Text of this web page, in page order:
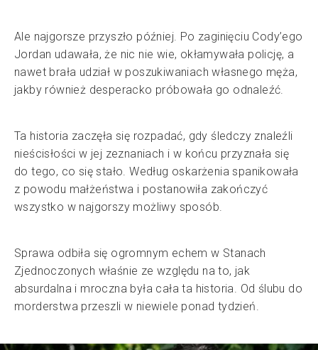
Ale najgorsze przyszło później. Po zaginięciu Cody’ego
Jordan udawała, że nic nie wie, okłamywała policję, a
nawet brała udział w poszukiwaniach własnego męża,
jakby również desperacko próbowała go odnaleźć.
Ta historia zaczęła się rozpadać, gdy śledczy znaleźli
nieścisłości w jej zeznaniach i w końcu przyznała się
do tego, co się stało. Według oskarżenia spanikowała
z powodu małżeństwa i postanowiła zakończyć
wszystko w najgorszy możliwy sposób.
Sprawa odbiła się ogromnym echem w Stanach
Zjednoczonych właśnie ze względu na to, jak
absurdalna i mroczna była cała ta historia. Od ślubu do
morderstwa przeszli w niewiele ponad tydzień.